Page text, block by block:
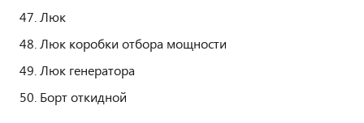
Люк
Люк коробки отбора мощности
Люк генератора
Борт откидной